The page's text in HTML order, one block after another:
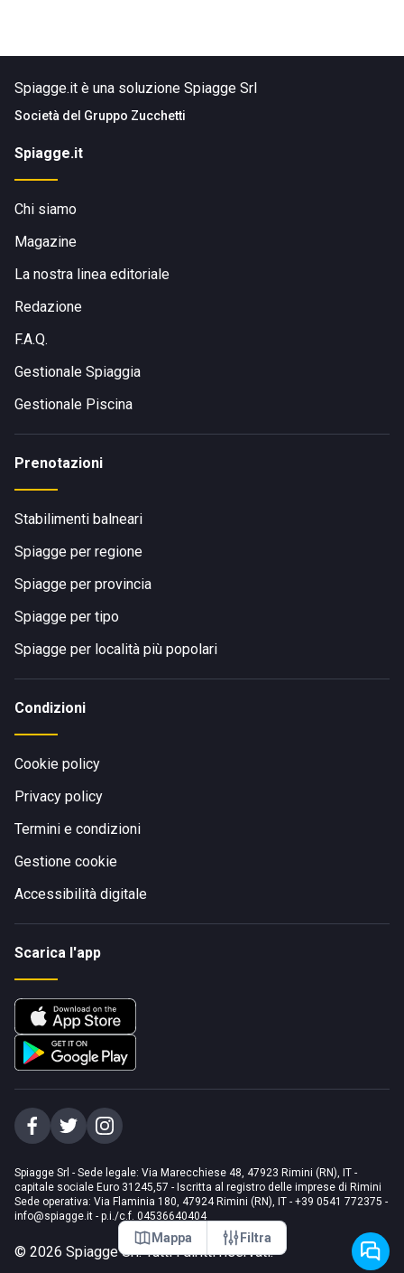
Mappa Filtra
Spiagge.it è una soluzione Spiagge Srl
Società del Gruppo Zucchetti
Spiagge.it
Chi siamo
Magazine
La nostra linea editoriale
Redazione
F.A.Q.
Gestionale Spiaggia
Gestionale Piscina
Prenotazioni
Stabilimenti balneari
Spiagge per regione
Spiagge per provincia
Spiagge per tipo
Spiagge per località più popolari
Condizioni
Cookie policy
Privacy policy
Termini e condizioni
Gestione cookie
Accessibilità digitale
Scarica l'app
Spiagge Srl - Sede legale: Via Marecchiese 48, 47923 Rimini (RN), IT -
capitale sociale Euro 31245,57 - Iscritta al registro delle imprese di Rimini
Sede operativa: Via Flaminia 180, 47924 Rimini (RN), IT - +39 0541 772375 -
info@spiagge.it - p.i./c.f. 04536640404
© 2026 Spiagge Srl. Tutti i diritti riservati.